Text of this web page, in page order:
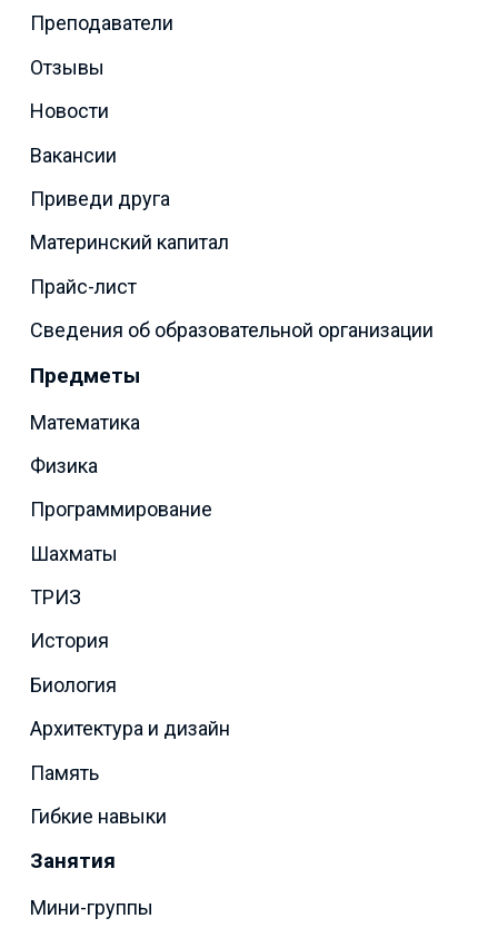
Преподаватели
Отзывы
Новости
Вакансии
Приведи друга
Материнский капитал
Прайс-лист
Сведения об образовательной организации
Предметы
Математика
Физика
Программирование
Шахматы
ТРИЗ
История
Биология
Архитектура и дизайн
Память
Гибкие навыки
Занятия
Мини-группы